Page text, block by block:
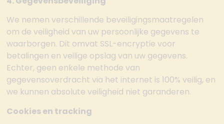
We nemen verschillende beveiligingsmaatregelen
om de veiligheid van uw persoonlijke gegevens te
waarborgen. Dit omvat SSL-encryptie voor
betalingen en veilige opslag van uw gegevens.
Echter, geen enkele methode van
gegevensoverdracht via het internet is 100% veilig, en
we kunnen absolute veiligheid niet garanderen.
Cookies en tracking